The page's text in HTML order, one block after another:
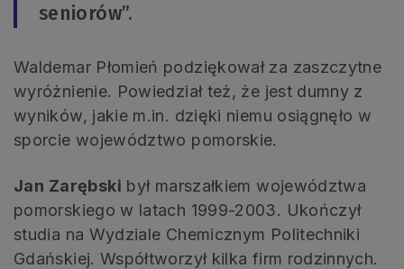
seniorów”.
Waldemar Płomień podziękował za zaszczytne
wyróżnienie. Powiedział też, że jest dumny z
wyników, jakie m.in. dzięki niemu osiągnęło w
sporcie województwo pomorskie.
Jan Zarębski był marszałkiem województwa
pomorskiego w latach 1999-2003. Ukończył
studia na Wydziale Chemicznym Politechniki
Gdańskiej. Współtworzył kilka firm rodzinnych.